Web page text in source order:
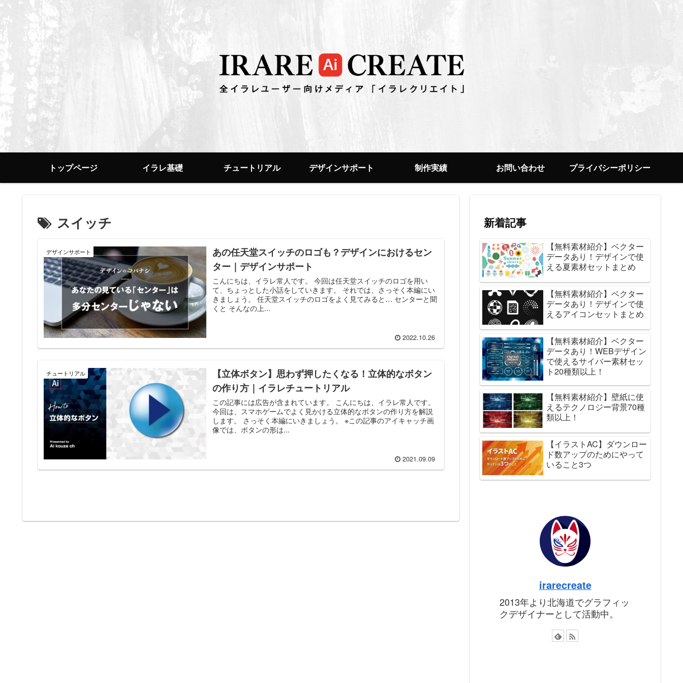
トップページ イラレ基礎 チュートリアル デザインサポート 制作実績 お問い合わせ プライバシーポリシー
スイッチ
デザインサポート
あの任天堂スイッチのロゴも？デザインにおけるセン
ター｜デザインサポート
こんにちは、イラレ常人です。 今回は任天堂スイッチのロゴを用い
て、ちょっとした小話をしていきます。 それでは、さっそく本編にい
きましょう。 任天堂スイッチのロゴをよく見てみると… センターと聞
くと そんなの上...
2022.10.26
チュートリアル
【立体ボタン】思わず押したくなる！立体的なボタン
の作り方｜イラレチュートリアル
この記事には広告が含まれています。 こんにちは、イラレ常人です。
今回は、スマホゲームでよく見かける立体的なボタンの作り方を解説
します。 さっそく本編にいきましょう。 ※この記事のアイキャッチ画
像では、ボタンの形は...
2021.09.09
新着記事
【無料素材紹介】ベクター
データあり！デザインで使
える夏素材セットまとめ
【無料素材紹介】ベクター
データあり！デザインで使
えるアイコンセットまとめ
【無料素材紹介】ベクター
データあり！WEBデザイン
で使えるサイバー素材セッ
ト20種類以上！
【無料素材紹介】壁紙に使
えるテクノロジー背景70種
類以上！
【イラストAC】ダウンロー
ド数アップのためにやって
いること3つ
irarecreate
2013年より北海道でグラフィッ
クデザイナーとして活動中。